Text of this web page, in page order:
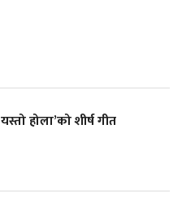
होला’को शीर्ष गीत